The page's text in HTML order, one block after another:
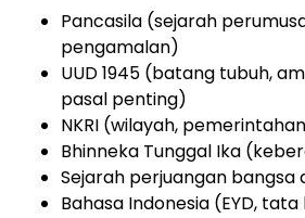
Pancasila (sejarah
pengamalan)
UUD 1945 (batang tubuh,
pasal penting)
NKRI (wilayah,
Bhinneka Tunggal Ika
Sejarah perjuangan bangsa
Bahasa Indonesia (EYD,